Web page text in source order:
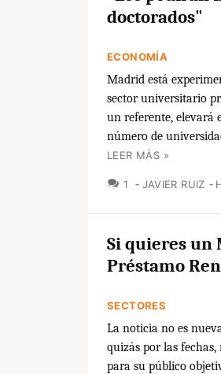
doctorados"
ECONOMÍA
Madrid está
sector universitario
un referente, elevará
número de
LEER MÁS »
1 COMENTARIOS
JAVIER RUIZ
Si quieres un
Préstamo
SECTORES
La noticia no es
quizás por las
para su público